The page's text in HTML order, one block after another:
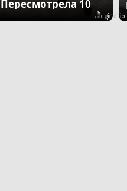
Пересмотрела 10